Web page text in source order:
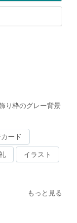
り枠のグレー背景
ード
イラスト
もっと見る